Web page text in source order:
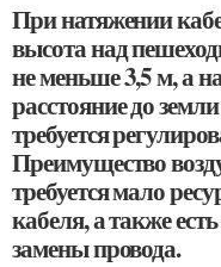
При натяжении
высота над
не меньше 3,5 м, а
расстояние до
требуется
Преимущество
требуется мало
кабеля, а также
замены провода.